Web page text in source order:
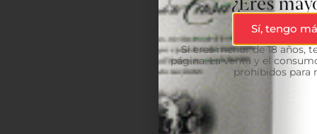
Sí, tengo
Si eres menor de 18 años,
página. La venta y el
prohibidos para